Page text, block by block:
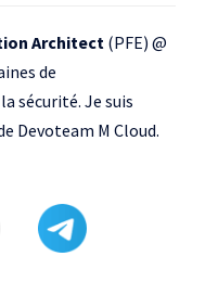
Architect (PFE) @
de
sécurité. Je suis
Devoteam M Cloud.